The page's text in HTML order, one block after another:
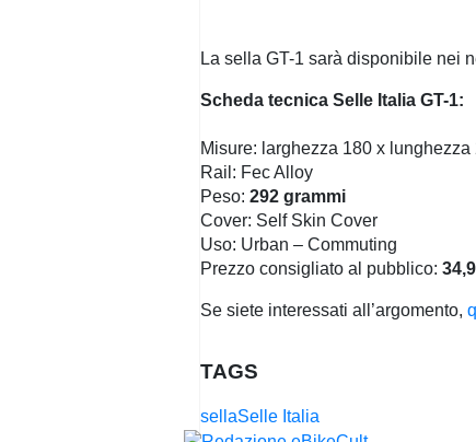
La sella GT-1 sarà disponibile nei
Scheda tecnica Selle Italia GT-1:
Misure: larghezza 180 x lunghezza
Rail: Fec Alloy
Peso: 292 grammi
Cover: Self Skin Cover
Uso: Urban – Commuting
Prezzo consigliato al pubblico:
Se siete interessati all’argomento,
TAGS
sellaSelle Italia